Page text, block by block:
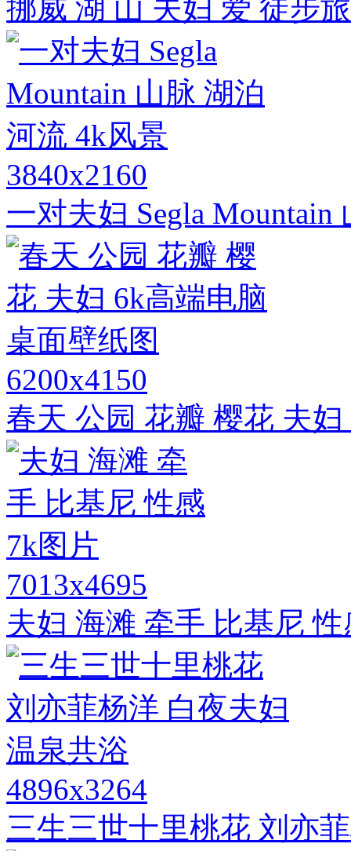
挪威 湖 山 夫妇 爱 徒步
3840x2160
一对夫妇 Segla
6200x4150
春天 公园 花瓣 樱花 夫
7013x4695
夫妇 海滩 牵手 比基尼
4896x3264
三生三世十里桃花 刘亦